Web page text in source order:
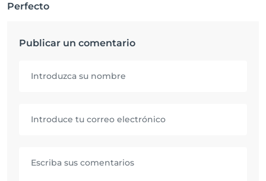
Perfecto
Publicar un comentario